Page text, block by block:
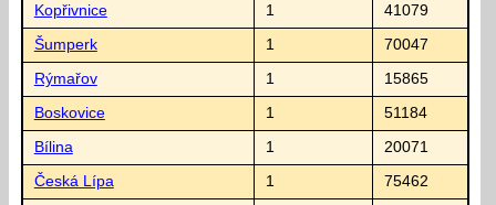
Kopřivnice 1 41079
Šumperk 1 70047
Rýmařov 1 15865
Boskovice 1 51184
Bílina 1 20071
Česká Lípa 1 75462